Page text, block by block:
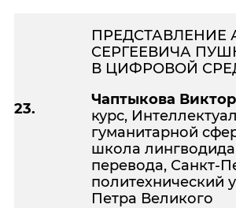
23.
ПРЕДСТАВЛЕНИЕ
СЕРГЕЕВИЧА
В ЦИФРОВОЙ
Чаптыкова
курс,
гуманитарной
школа
перевода, Санкт-
политехнический
Петра Великого